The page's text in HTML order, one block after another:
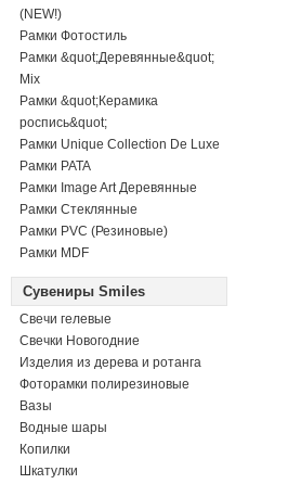
(NEW!)
Рамки Фотостиль
Рамки &quot;Деревянные&quot;
Mix
Рамки &quot;Керамика
роспись&quot;
Рамки Unique Collection De Luxe
Рамки PATA
Рамки Image Art Деревянные
Рамки Стеклянные
Рамки PVC (Резиновые)
Рамки MDF
Сувениры Smiles
Свечи гелевые
Свечки Новогодние
Изделия из дерева и ротанга
Фоторамки полирезиновые
Вазы
Водные шары
Копилки
Шкатулки